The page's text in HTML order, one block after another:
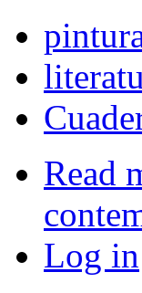
Read
Log in